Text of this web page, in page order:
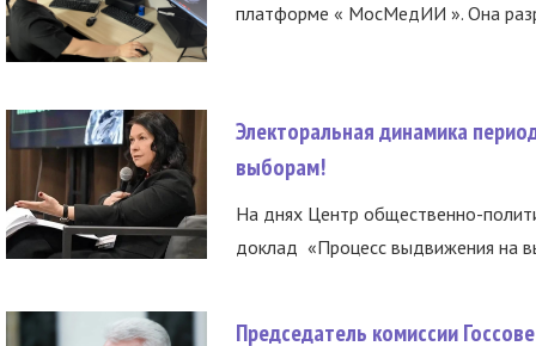
платформе « МосМедИИ ». Она
Электоральная динамика
выборам!
На днях Центр общественно-
доклад «Процесс выдвижения на
Председатель комиссии